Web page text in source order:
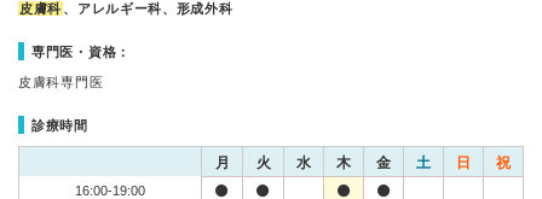
皮膚科 、アレルギー科、形成外科
専門医・資格：
皮膚科専門医
診療時間
月 火 水 木 金 土 日 祝
16:00-19:00